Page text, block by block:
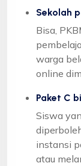
Sekolah
Bisa,
warga
online
Paket C
Siswa
instansi
atau